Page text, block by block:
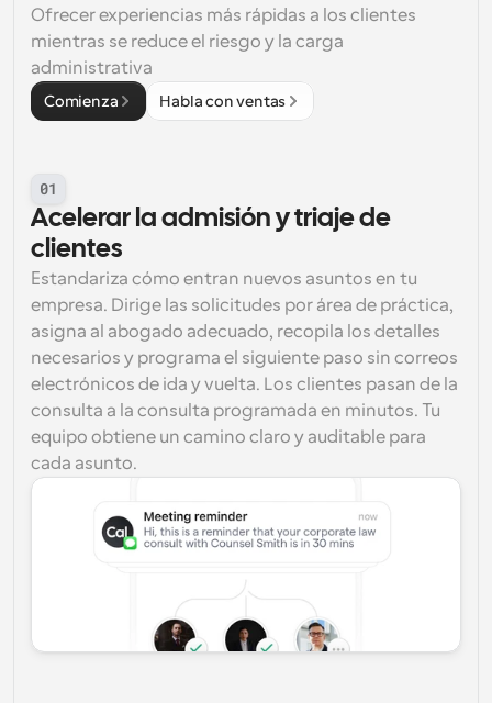
Ofrecer experiencias más rápidas a los clientes
mientras se reduce el riesgo y la carga
administrativa
Comienza Habla con ventas
01
Acelerar la admisión y triaje de
clientes
Estandariza cómo entran nuevos asuntos en tu
empresa. Dirige las solicitudes por área de práctica,
asigna al abogado adecuado, recopila los detalles
necesarios y programa el siguiente paso sin correos
electrónicos de ida y vuelta. Los clientes pasan de la
consulta a la consulta programada en minutos. Tu
equipo obtiene un camino claro y auditable para
cada asunto.